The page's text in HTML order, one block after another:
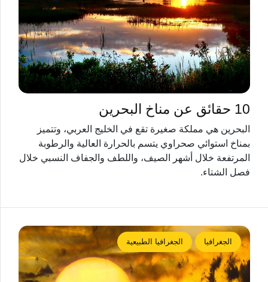
10 حقائق عن مناخ البحرين
البحرين هي مملكة صغيرة تقع في الخليج العربي، وتتميز
بمناخ استوائي صحراوي يتسم بالحرارة العالية والرطوبة
المرتفعة خلال أشهر الصيف، واللطف والجفاف النسبي خلال
فصل الشتاء.
الجغرافيا الجغرافيا الطبيعية